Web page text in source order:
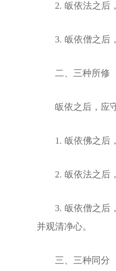
2. 皈依法之后
3. 皈依僧之后
二、三种所修
皈依之后，应
1. 皈依佛之后
2. 皈依法之后
3. 皈依僧之后
并观清净心。
三、三种同分